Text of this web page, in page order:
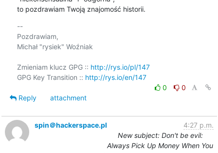
to pozdrawiam Twoją znajomość historii.
--
Pozdrawiam,
Michał "rysiek" Woźniak
Zmieniam klucz GPG :: http://rys.io/pl/147
GPG Key Transition :: http://rys.io/en/147
0
0
Reply
attachment
spin＠hackerspace.pl
4:27 p.m.
New subject: Don't be evil:
Always Pick Up Money When You